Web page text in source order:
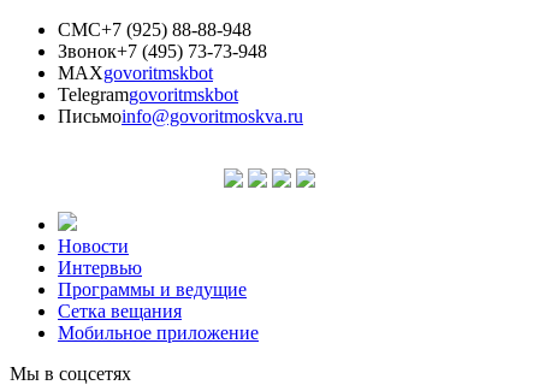
СМС+7 (925) 88-88-948
Звонок+7 (495) 73-73-948
MAXgovoritmskbot
Telegramgovoritmskbot
Письмоinfo@govoritmoskva.ru
Новости
Интервью
Программы и ведущие
Сетка вещания
Мобильное приложение
Мы в соцсетях